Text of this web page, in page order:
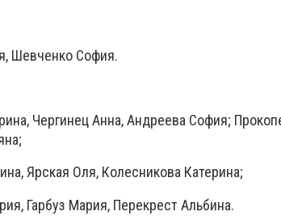
Шевченко София.
Чергинец Анна, Андреева София;
Ярская Оля, Колесникова Катерина;
Гарбуз Мария, Перекрест Альбина.